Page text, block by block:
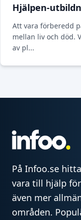
Hjälpen-
Att vara förberedd
mellan liv och död.
av pl...
På Infoo.se
vara till hjälp
även mer
områden.